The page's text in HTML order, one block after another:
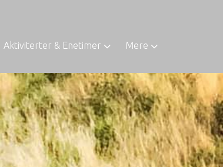
Aktiviterter & Enetimer Mere